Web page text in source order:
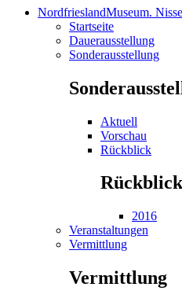
NordfrieslandMuseum.
Startseite
Dauerausstellung
Sonderausstellung
Aktuell
Vorschau
Rückblick
Rückblick
2016
Veranstaltungen
Vermittlung
Vermittlung